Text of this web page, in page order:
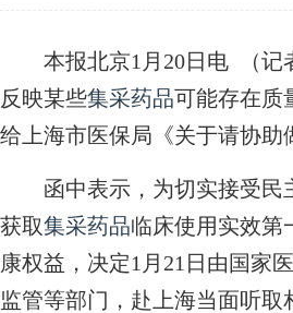
本报北京1月20日电 （记
反映某些集采药品可能存在质
给上海市医保局《关于请协助
函中表示，为切实接受民
获取集采药品临床使用实效第
康权益，决定1月21日由国家
监管等部门，赴上海当面听